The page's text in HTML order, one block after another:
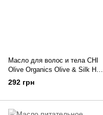
Масло для волос и тела CHI
Olive Organics Olive & Silk Hair
and Body Oil 59 мл
292 грн